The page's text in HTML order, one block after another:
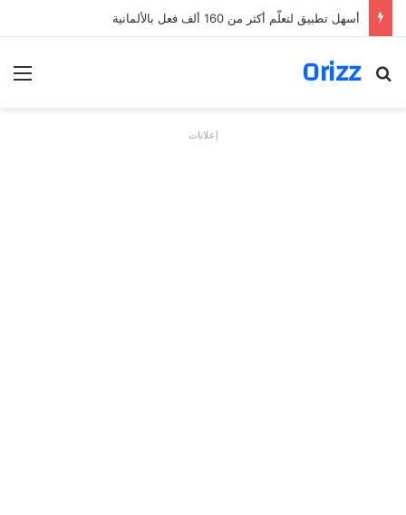
أسهل تطبيق لتعلّم أكثر من 160 ألف فعل بالألمانية
Orizz
بحث عن
إعلانات